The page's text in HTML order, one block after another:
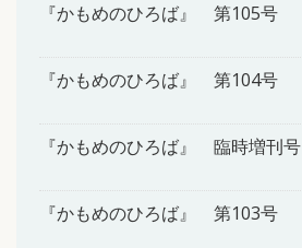
『かもめのひろば』 第105号
『かもめのひろば』 第104号
『かもめのひろば』 臨時増刊号
『かもめのひろば』 第103号